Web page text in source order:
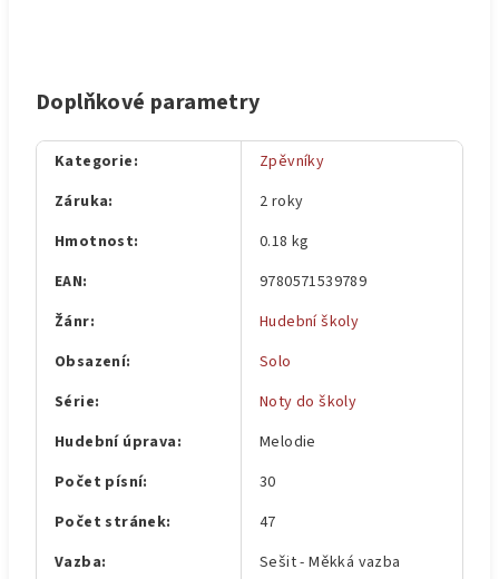
Doplňkové parametry
Kategorie:
Zpěvníky
Záruka:
2 roky
Hmotnost:
0.18 kg
EAN:
9780571539789
Žánr:
Hudební školy
Obsazení:
Solo
Série:
Noty do školy
Hudební úprava:
Melodie
Počet písní:
30
Počet stránek:
47
Vazba:
Sešit - Měkká vazba